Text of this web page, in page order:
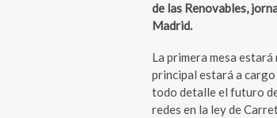
de las Renovables,
Madrid.
La primera mesa
principal estará a
todo detalle el futuro
redes en la ley de